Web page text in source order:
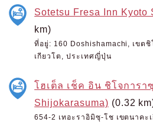
Sotetsu Fresa Inn Kyoto
km)
ที่อยู่: 160 Doshishamachi, เขตชิ
เกียวโต, ประเทศญี่ปุ่น
โฮเต็ล เช็ค อิน ชิโจการา
Shijokarasuma) (0.32
654-2 เทอะราอิมิซุ-โช เขตนาคะ